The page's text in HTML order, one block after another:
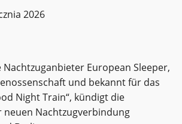
2026
European Sleeper,
und bekannt für das
Night Train“, kündigt die
neuen Nachtzugverbindung